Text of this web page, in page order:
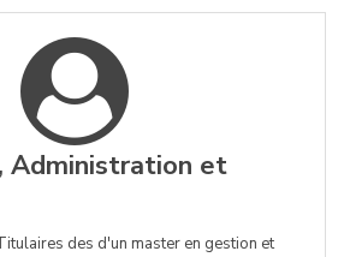
Administration et
des d'un master en gestion et